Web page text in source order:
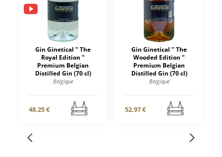
Gin Ginetical " The
Royal Edition "
Premium Belgian
Distilled Gin (70 cl)
Belgique
48,25 €
Gin Ginetical " The
Wooded Edition "
Premium Belgian
Distilled Gin (70 cl)
Belgique
52,97 €